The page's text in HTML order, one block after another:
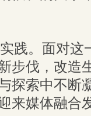
践。面对这
步伐，改造
探索中不断
来媒体融合